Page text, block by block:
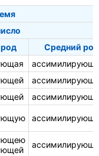
Средний род